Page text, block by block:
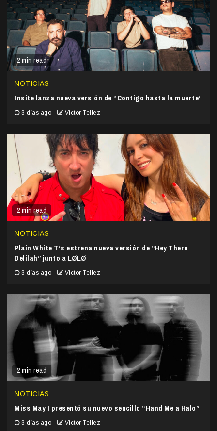
2 min read
NOTICIAS
Insite lanza nueva versión de “Contigo hasta la muerte”
3 días ago Victor Tellez
2 min read
NOTICIAS
Plain White T’s estrena nueva versión de “Hey There
Delilah” junto a LØLØ
3 días ago Victor Tellez
2 min read
NOTICIAS
Miss May I presentó su nuevo sencillo “Hand Me a Halo”
3 días ago Victor Tellez